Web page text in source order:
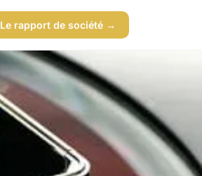
Le rapport de société →